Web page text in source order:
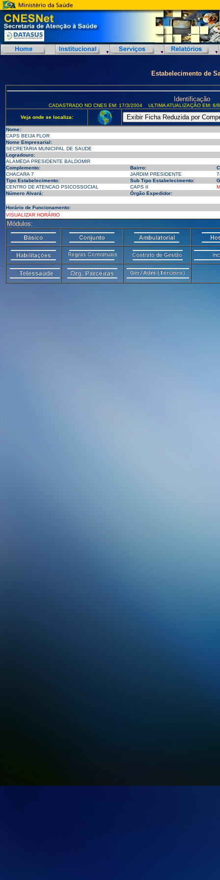
Estabelecimento de
Identificação
CADASTRADO NO CNES EM: 17/3/2004 ULTIMA ATUALIZAÇÃO EM:
Veja onde se localiza:
Nome:
CAPS BEIJA FLOR
Nome Empresarial:
SECRETARIA MUNICIPAL DE SAUDE
Logradouro:
ALAMEDA PRESIDENTE BALDOMIR
Complemento:
Bairro:
CHACARA 7
JARDIM PRESIDENTE
Tipo Estabelecimento:
Sub Tipo Estabelecimento:
CENTRO DE ATENCAO PSICOSSOCIAL
CAPS II
Número Alvará:
Órgão Expedidor:
Horário de Funcionamento:
VISUALIZAR HORÁRIO
Módulos: